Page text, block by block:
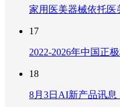
家用医美器械依托医
17
2022-2026年中国正
18
8月3日AI新产品讯息